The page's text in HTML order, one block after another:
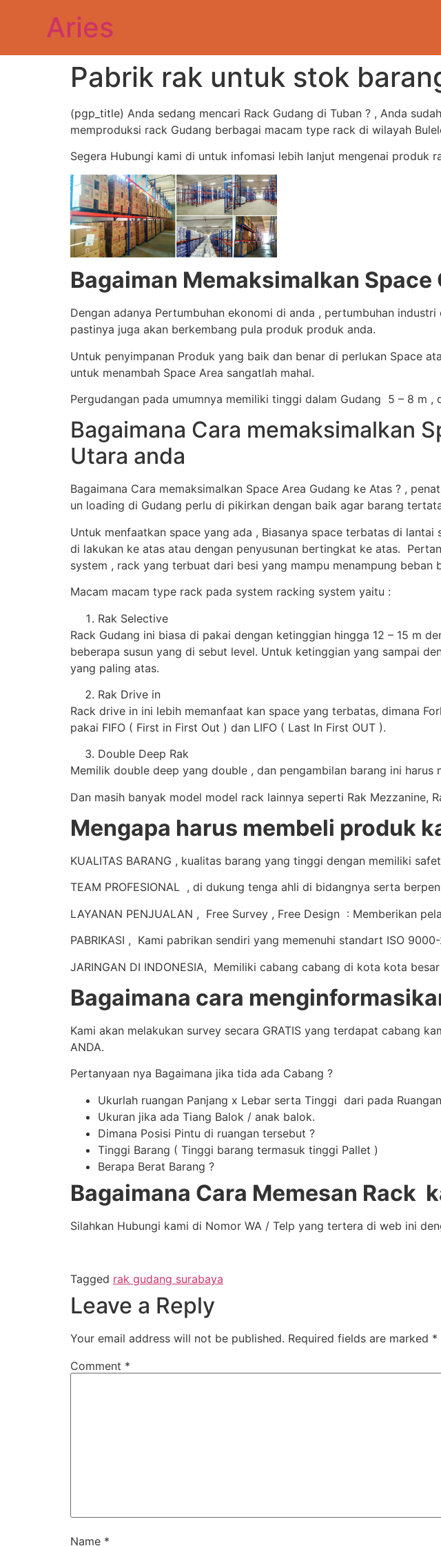
Aries
Pabrik rak untuk stok
(pgp_title) Anda sedang mencari Rack Gudang di Tuban ? , Anda
memproduksi rack Gudang berbagai macam type rack di wilayah
Segera Hubungi kami di untuk infomasi lebih lanjut mengenai produk
Bagaiman Memaksimalkan Space
Dengan adanya Pertumbuhan ekonomi di anda , pertumbuhan
pastinya juga akan berkembang pula produk produk anda.
Untuk penyimpanan Produk yang baik dan benar di perlukan Space
untuk menambah Space Area sangatlah mahal.
Pergudangan pada umumnya memiliki tinggi dalam Gudang 5 – 8 m
Bagaimana Cara memaksimalkan
Utara anda
Bagaimana Cara memaksimalkan Space Area Gudang ke Atas ? ,
un loading di Gudang perlu di pikirkan dengan baik agar barang
Untuk menfaatkan space yang ada , Biasanya space terbatas di
di lakukan ke atas atau dengan penyusunan bertingkat ke atas.
system , rack yang terbuat dari besi yang mampu menampung beban
Macam macam type rack pada system racking system yaitu :
Rak Selective
Rack Gudang ini biasa di pakai dengan ketinggian hingga 12 – 15 m
beberapa susun yang di sebut level. Untuk ketinggian yang sampai
yang paling atas.
Rak Drive in
Rack drive in ini lebih memanfaat kan space yang terbatas, dimana
pakai FIFO ( First in First Out ) dan LIFO ( Last In First OUT ).
Double Deep Rak
Memilik double deep yang double , dan pengambilan barang ini
Dan masih banyak model model rack lainnya seperti Rak Mezzanine,
Mengapa harus membeli produk
KUALITAS BARANG , kualitas barang yang tinggi dengan memiliki
TEAM PROFESIONAL , di dukung tenga ahli di bidangnya serta
LAYANAN PENJUALAN , Free Survey , Free Design : Memberikan
PABRIKASI , Kami pabrikan sendiri yang memenuhi standart ISO
JARINGAN DI INDONESIA, Memiliki cabang cabang di kota kota
Bagaimana cara
Kami akan melakukan survey secara GRATIS yang terdapat cabang
ANDA.
Pertanyaan nya Bagaimana jika tida ada Cabang ?
Ukurlah ruangan Panjang x Lebar serta Tinggi dari pada Ruangan
Ukuran jika ada Tiang Balok / anak balok.
Dimana Posisi Pintu di ruangan tersebut ?
Tinggi Barang ( Tinggi barang termasuk tinggi Pallet )
Berapa Berat Barang ?
Bagaimana Cara Memesan Rack
Silahkan Hubungi kami di Nomor WA / Telp yang tertera di web ini
Tagged rak gudang surabaya
Leave a Reply
Your email address will not be published. Required fields are marked *
Comment *
Name *